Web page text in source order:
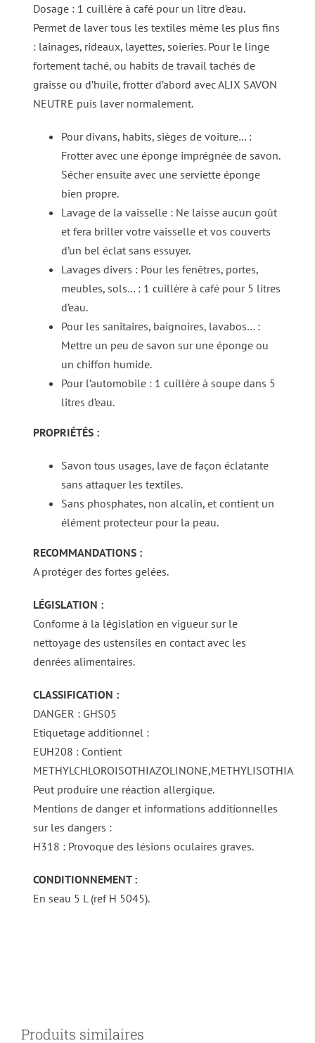
Dosage : 1 cuillère à café pour un litre d’eau.
Permet de laver tous les textiles même les plus fins
: lainages, rideaux, layettes, soieries. Pour le linge
fortement taché, ou habits de travail tachés de
graisse ou d’huile, frotter d’abord avec ALIX SAVON
NEUTRE puis laver normalement.
Pour divans, habits, sièges de voiture… :
Frotter avec une éponge imprégnée de savon.
Sécher ensuite avec une serviette éponge
bien propre.
Lavage de la vaisselle : Ne laisse aucun goût
et fera briller votre vaisselle et vos couverts
d’un bel éclat sans essuyer.
Lavages divers : Pour les fenêtres, portes,
meubles, sols… : 1 cuillère à café pour 5 litres
d’eau.
Pour les sanitaires, baignoires, lavabos… :
Mettre un peu de savon sur une éponge ou
un chiffon humide.
Pour l’automobile : 1 cuillère à soupe dans 5
litres d’eau.
PROPRIÉTÉS :
Savon tous usages, lave de façon éclatante
sans attaquer les textiles.
Sans phosphates, non alcalin, et contient un
élément protecteur pour la peau.
RECOMMANDATIONS :
A protéger des fortes gelées.
LÉGISLATION :
Conforme à la législation en vigueur sur le
nettoyage des ustensiles en contact avec les
denrées alimentaires.
CLASSIFICATION :
DANGER : GHS05
Etiquetage additionnel :
EUH208 : Contient
Peut produire une réaction allergique.
Mentions de danger et informations additionnelles
sur les dangers :
H318 : Provoque des lésions oculaires graves.
CONDITIONNEMENT :
En seau 5 L (ref H 5045).
Produits similaires